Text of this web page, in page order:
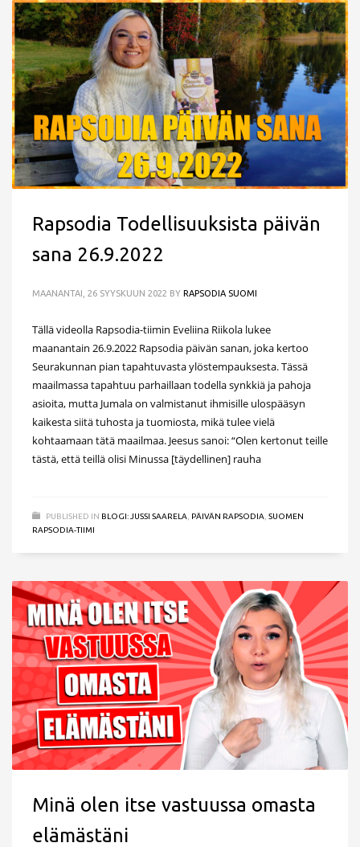
Rapsodia Todellisuuksista päivän
sana 26.9.2022
MAANANTAI, 26 SYYSKUUN 2022 BY RAPSODIA SUOMI
Tällä videolla Rapsodia-tiimin Eveliina Riikola lukee
maanantain 26.9.2022 Rapsodia päivän sanan, joka kertoo
Seurakunnan pian tapahtuvasta ylöstempauksesta. Tässä
maailmassa tapahtuu parhaillaan todella synkkiä ja pahoja
asioita, mutta Jumala on valmistanut ihmisille ulospääsyn
kaikesta siitä tuhosta ja tuomiosta, mikä tulee vielä
kohtaamaan tätä maailmaa. Jeesus sanoi: “Olen kertonut teille
tästä, että teillä olisi Minussa [täydellinen] rauha
PUBLISHED IN BLOGI: JUSSI SAARELA PÄIVÄN RAPSODIA SUOMEN
RAPSODIA-TIIMI
Minä olen itse vastuussa omasta
elämästäni